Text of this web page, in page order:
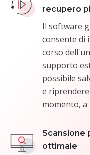
recupero
Il software
consente di
corso
supporto
possibile
e
momento,
Scansione
ottimale